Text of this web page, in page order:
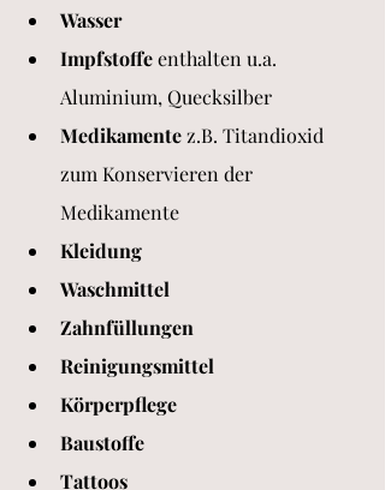
Wasser
Impfstoffe enthalten u.a.
Aluminium, Quecksilber
Medikamente z.B. Titandioxid
zum Konservieren der
Medikamente
Kleidung
Waschmittel
Zahnfüllungen
Reinigungsmittel
Körperpflege
Baustoffe
Tattoos